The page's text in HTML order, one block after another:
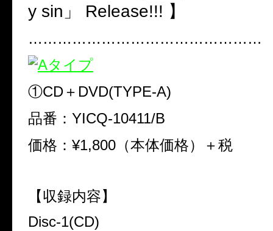
y sin」 Release!!! 】
…………………………………………
①CD＋DVD(TYPE-A)
品番：YICQ-10411/B
価格：¥1,800（本体価格）＋税
【収録内容】
Disc-1(CD)